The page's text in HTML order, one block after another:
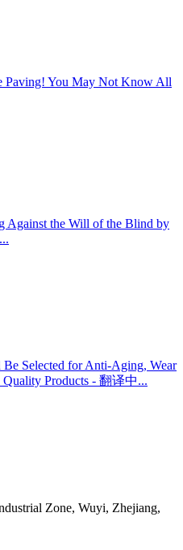
Paving! You May Not Know All
Against the Will of the Blind by
Selected for Anti-Aging, Wear
Quality Products - 翻译中...
Zone, Wuyi, Zhejiang,